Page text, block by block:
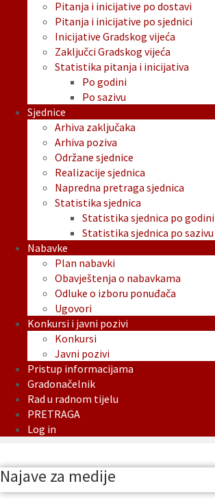
Pitanja i inicijative po dostavi
Pitanja i inicijative po sjednici
Inicijative Gradskog vijeća
Zaključci Gradskog vijeća
Statistika pitanja i inicijativa
Po godini
Po sazivu
Sjednice
Arhiva zaključaka
Arhiva poziva
Održane sjednice
Realizacije sjednica
Napredna pretraga sjednica
Statistika sjednica
Statistika sjednica po godini
Statistika sjednica po sazivu
Nabavke
Plan nabavki
Obavještenja o nabavkama
Odluke o izboru ponuđača
Ugovori
Konkursi i javni pozivi
Konkursi
Javni pozivi
Pristup informacijama
Gradonačelnik
Rad u radnom tijelu
PRETRAGA
Log in
Najave za medije